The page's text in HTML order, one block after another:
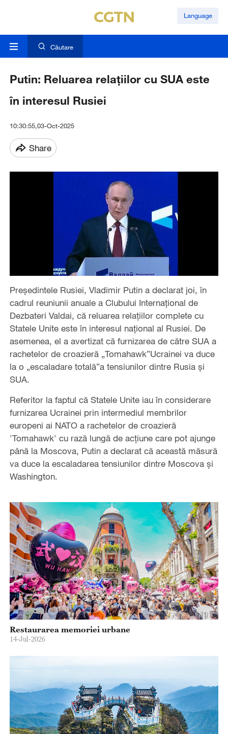
Language
Căutare
Putin: Reluarea relațiilor cu SUA este
în interesul Rusiei
10:30:55,03-Oct-2025
Share
Președintele Rusiei, Vladimir Putin a declarat joi, în
cadrul reuniunii anuale a Clubului Internațional de
Dezbateri Valdai, că reluarea relațiilor complete cu
Statele Unite este în interesul național al Rusiei. De
asemenea, el a avertizat că furnizarea de către SUA a
rachetelor de croazieră „Tomahawk”Ucrainei va duce
la o „escaladare totală”a tensiunilor dintre Rusia și
SUA.
Referitor la faptul că Statele Unite iau în considerare
furnizarea Ucrainei prin intermediul membrilor
europeni ai NATO a rachetelor de croazieră
'Tomahawk' cu rază lungă de acțiune care pot ajunge
până la Moscova, Putin a declarat că această măsură
va duce la escaladarea tensiunilor dintre Moscova și
Washington.
Restaurarea memoriei urbane
14-Jul-2026